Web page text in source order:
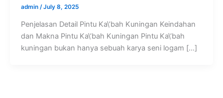
admin /July 8, 2025
Penjelasan Detail Pintu Ka\’bah Kuningan Keindahan
dan Makna Pintu Ka\’bah Kuningan Pintu Ka\’bah
kuningan bukan hanya sebuah karya seni logam […]